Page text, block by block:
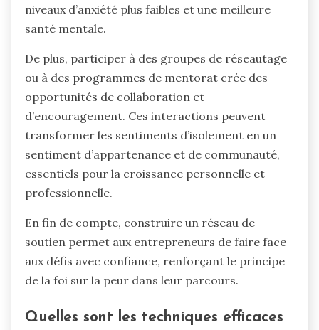
niveaux d’anxiété plus faibles et une meilleure
santé mentale.
De plus, participer à des groupes de réseautage
ou à des programmes de mentorat crée des
opportunités de collaboration et
d’encouragement. Ces interactions peuvent
transformer les sentiments d’isolement en un
sentiment d’appartenance et de communauté,
essentiels pour la croissance personnelle et
professionnelle.
En fin de compte, construire un réseau de
soutien permet aux entrepreneurs de faire face
aux défis avec confiance, renforçant le principe
de la foi sur la peur dans leur parcours.
Quelles sont les techniques efficaces